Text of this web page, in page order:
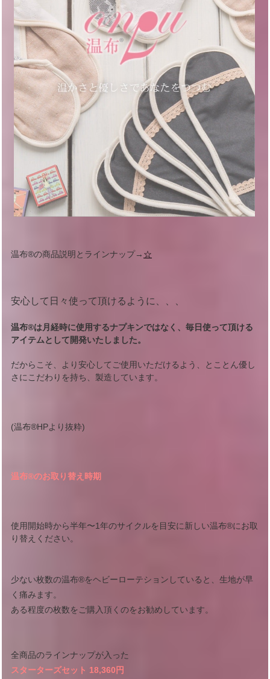
温布®︎の商品説明とラインナップ→ ☆
安心して日々使って頂けるように、、、
温布®は月経時に使用するナプキンではなく、毎日使って頂ける
アイテムとして開発いたしました。
だからこそ、より安心してご使用いただけるよう、とことん優し
さにこだわりを持ち、製造しています。
(温布®︎HPより抜粋)
温布®︎のお取り替え時期
使用開始時から半年〜1年のサイクルを目安に新しい温布®︎にお取
り替えください。
少ない枚数の温布®︎をヘビーローテションしていると、生地が早
く痛みます。
ある程度の枚数をご購入頂くのをお勧めしています。
全商品のラインナップが入った
スターターズセット 18,360円